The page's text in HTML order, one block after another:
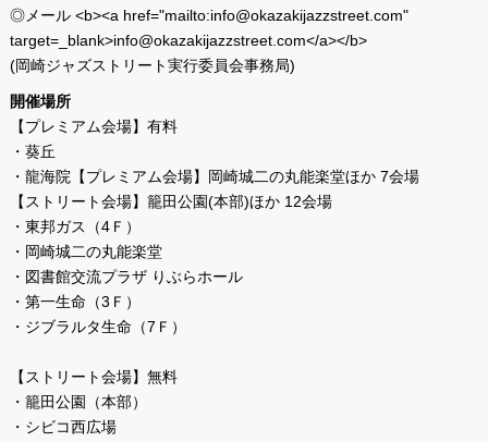
◎メール <b><a href="mailto:info@okazakijazzstreet.com"
target=_blank>info@okazakijazzstreet.com</a></b>
(岡崎ジャズストリート実行委員会事務局)
開催場所
【プレミアム会場】有料
・葵丘
・龍海院【プレミアム会場】岡崎城二の丸能楽堂ほか 7会場
【ストリート会場】籠田公園(本部)ほか 12会場
・東邦ガス（4Ｆ）
・岡崎城二の丸能楽堂
・図書館交流プラザ りぶらホール
・第一生命（3Ｆ）
・ジブラルタ生命（7Ｆ）
【ストリート会場】無料
・籠田公園（本部）
・シビコ西広場